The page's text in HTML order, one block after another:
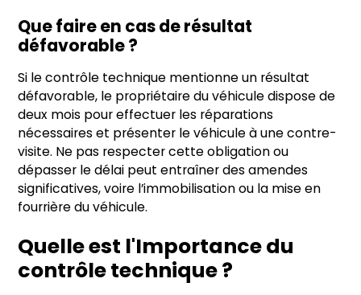
Que faire en cas de résultat
défavorable ?
Si le contrôle technique mentionne un résultat
défavorable, le propriétaire du véhicule dispose de
deux mois pour effectuer les réparations
nécessaires et présenter le véhicule à une contre-
visite. Ne pas respecter cette obligation ou
dépasser le délai peut entraîner des amendes
significatives, voire l’immobilisation ou la mise en
fourrière du véhicule.
Quelle est l'Importance du
contrôle technique ?